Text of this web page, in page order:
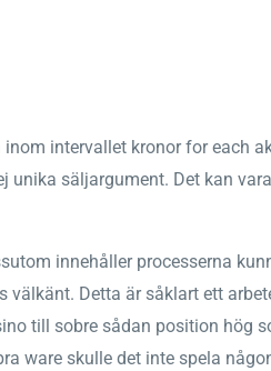
intervallet kronor for each
unika säljargument. Det kan
innehåller processerna
Detta är såklart ett
till sobre sådan position hög
ware skulle det inte spela